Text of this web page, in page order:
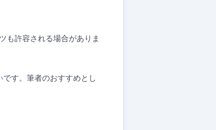
も許容される場合がありま
です。筆者のおすすめとし